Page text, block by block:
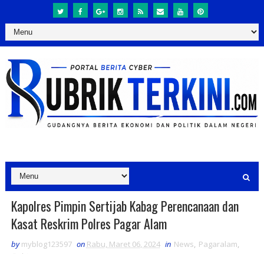
Kapolres Pimpin Sertijab Kabag Perencanaan dan
Kasat Reskrim Polres Pagar Alam
by myblog123597 on Rabu, Maret 06, 2024 in News, Pagaralam,